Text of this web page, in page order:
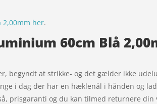
2,00mm her.
60cm Blå
begyndt at strikke- og det gælder ikke
i dag der har en hæklenål i hånden og
prisgaranti og du kan tilmed returnere din